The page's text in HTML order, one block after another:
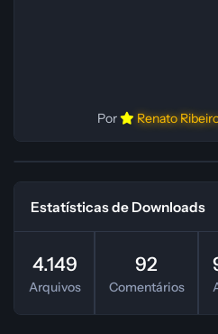
Por Renato
Estatísticas de Downloads
4.149
Arquivos
92
Comentários